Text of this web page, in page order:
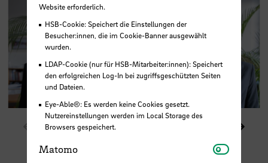
Zeige vorheriges Element im Karussell
Website erforderlich.
HSB-Cookie: Speichert die Einstellungen der
Besucher:innen, die im Cookie-Banner ausgewählt
wurden.
LDAP-Cookie (nur für HSB-Mitarbeiter:innen): Speichert
den erfolgreichen Log-In bei zugriffsgeschützten Seiten
und Dateien.
Eye-Able®: Es werden keine Cookies gesetzt.
Nutzereinstellungen werden im Local Storage des
Browsers gespeichert.
Matomo Matomo